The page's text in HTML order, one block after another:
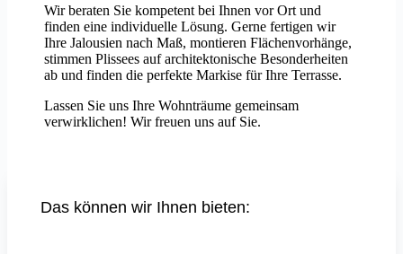
Wir beraten Sie kompetent bei Ihnen vor Ort und
finden eine individuelle Lösung. Gerne fertigen wir
Ihre Jalousien nach Maß, montieren Flächenvorhänge,
stimmen Plissees auf architektonische Besonderheiten
ab und finden die perfekte Markise für Ihre Terrasse.
Lassen Sie uns Ihre Wohnträume gemeinsam
verwirklichen! Wir freuen uns auf Sie.
Das können wir Ihnen bieten: